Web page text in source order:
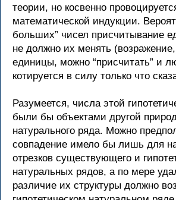
теории, но косвенно
математической индукции.
больших” чисел присчитывание
не должно их менять
единицы, можно “присчитать” и
котируется в силу только что
Разумеется, числа этой
были бы объектами другой
натурального ряда. Можно
совпадение имело бы лишь для
отрезков существующего и
натуральных рядов, а по мере
различие их структуры должно